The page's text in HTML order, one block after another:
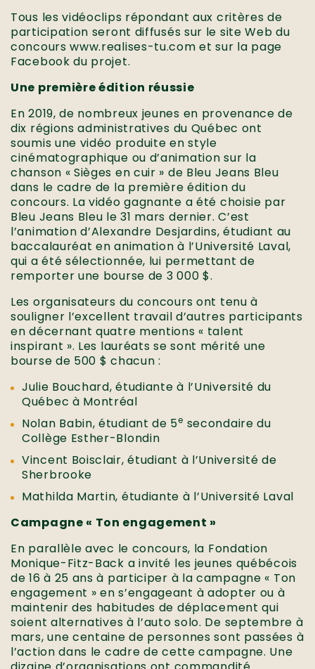
Tous les vidéoclips répondant aux critères de
participation seront diffusés sur le site Web du
concours www.realises-tu.com et sur la page
Facebook du projet.
Une première édition réussie
En 2019, de nombreux jeunes en provenance de
dix régions administratives du Québec ont
soumis une vidéo produite en style
cinématographique ou d’animation sur la
chanson « Sièges en cuir » de Bleu Jeans Bleu
dans le cadre de la première édition du
concours. La vidéo gagnante a été choisie par
Bleu Jeans Bleu le 31 mars dernier. C’est
l’animation d’Alexandre Desjardins, étudiant au
baccalauréat en animation à l’Université Laval,
qui a été sélectionnée, lui permettant de
remporter une bourse de 3 000 $.
Les organisateurs du concours ont tenu à
souligner l’excellent travail d’autres participants
en décernant quatre mentions « talent
inspirant ». Les lauréats se sont mérité une
bourse de 500 $ chacun :
Julie Bouchard, étudiante à l’Université du
Québec à Montréal
Nolan Babin, étudiant de 5e secondaire du
Collège Esther-Blondin
Vincent Boisclair, étudiant à l’Université de
Sherbrooke
Mathilda Martin, étudiante à l’Université Laval
Campagne « Ton engagement »
En parallèle avec le concours, la Fondation
Monique-Fitz-Back a invité les jeunes québécois
de 16 à 25 ans à participer à la campagne « Ton
engagement » en s’engageant à adopter ou à
maintenir des habitudes de déplacement qui
soient alternatives à l’auto solo. De septembre à
mars, une centaine de personnes sont passées à
l’action dans le cadre de cette campagne. Une